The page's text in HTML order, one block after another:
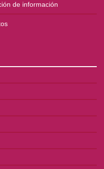
de información